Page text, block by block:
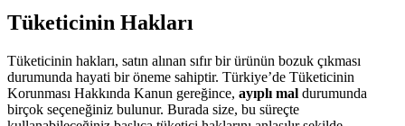
Tüketicinin Hakları
Tüketicinin hakları, satın alınan sıfır bir ürünün bozuk çıkması
durumunda hayati bir öneme sahiptir. Türkiye’de Tüketicinin
Korunması Hakkında Kanun gereğince, ayıplı mal durumunda
birçok seçeneğiniz bulunur. Burada size, bu süreçte